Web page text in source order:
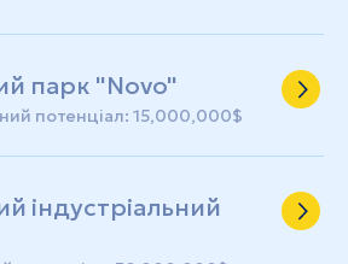
парк "Novo"
потенціал: 15,000,000$
індустріальний